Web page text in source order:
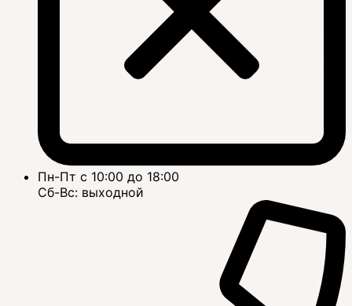
Пн-Пт с 10:00 до 18:00
Сб-Вс: выходной